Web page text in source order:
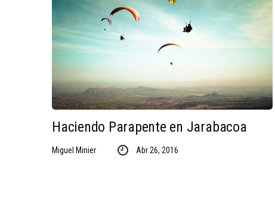
Haciendo Parapente en Jarabacoa
Miguel Minier Abr 26, 2016